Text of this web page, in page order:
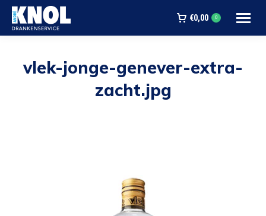
€0,00 0
vlek-jonge-genever-extra-
zacht.jpg